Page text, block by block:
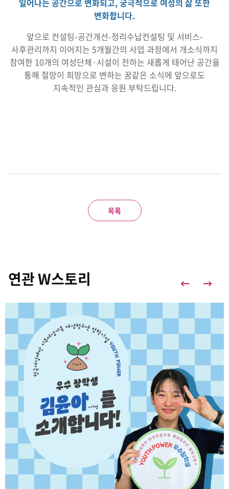
일어나는 공간으로 변화되고, 궁극적으로 여성의 삶 또한
변화합니다.
앞으로 컨설팅-공간개선-정리수납컨설팅 및 서비스-
사후관리까지 이어지는 5개월간의 사업 과정에서 개소식까지
참여한 10개의 여성단체·시설이 전하는 새롭게 태어난 공간을
통해 절망이 희망으로 변하는 꿈같은 소식에 앞으로도
지속적인 관심과 응원 부탁드립니다.
목록
연관 W스토리